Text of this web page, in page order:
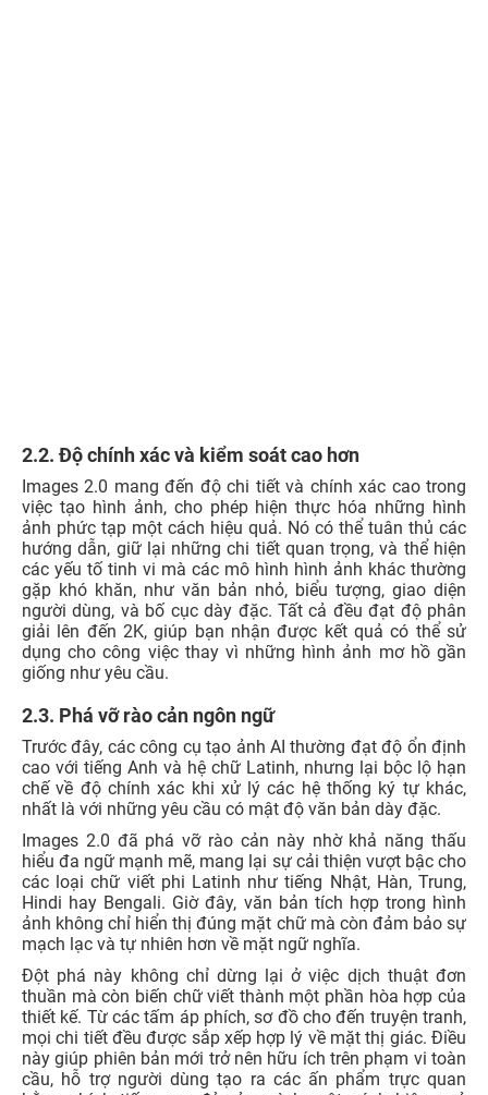
2.2. Độ chính xác và kiểm soát cao hơn
Images 2.0 mang đến độ chi tiết và chính xác cao trong
việc tạo hình ảnh, cho phép hiện thực hóa những hình
ảnh phức tạp một cách hiệu quả. Nó có thể tuân thủ các
hướng dẫn, giữ lại những chi tiết quan trọng, và thể hiện
các yếu tố tinh vi mà các mô hình hình ảnh khác thường
gặp khó khăn, như văn bản nhỏ, biểu tượng, giao diện
người dùng, và bố cục dày đặc. Tất cả đều đạt độ phân
giải lên đến 2K, giúp bạn nhận được kết quả có thể sử
dụng cho công việc thay vì những hình ảnh mơ hồ gần
giống như yêu cầu.
2.3. Phá vỡ rào cản ngôn ngữ
Trước đây, các công cụ tạo ảnh AI thường đạt độ ổn định
cao với tiếng Anh và hệ chữ Latinh, nhưng lại bộc lộ hạn
chế về độ chính xác khi xử lý các hệ thống ký tự khác,
nhất là với những yêu cầu có mật độ văn bản dày đặc.
Images 2.0 đã phá vỡ rào cản này nhờ khả năng thấu
hiểu đa ngữ mạnh mẽ, mang lại sự cải thiện vượt bậc cho
các loại chữ viết phi Latinh như tiếng Nhật, Hàn, Trung,
Hindi hay Bengali. Giờ đây, văn bản tích hợp trong hình
ảnh không chỉ hiển thị đúng mặt chữ mà còn đảm bảo sự
mạch lạc và tự nhiên hơn về mặt ngữ nghĩa.
Đột phá này không chỉ dừng lại ở việc dịch thuật đơn
thuần mà còn biến chữ viết thành một phần hòa hợp của
thiết kế. Từ các tấm áp phích, sơ đồ cho đến truyện tranh,
mọi chi tiết đều được sắp xếp hợp lý về mặt thị giác. Điều
này giúp phiên bản mới trở nên hữu ích trên phạm vi toàn
cầu, hỗ trợ người dùng tạo ra các ấn phẩm trực quan